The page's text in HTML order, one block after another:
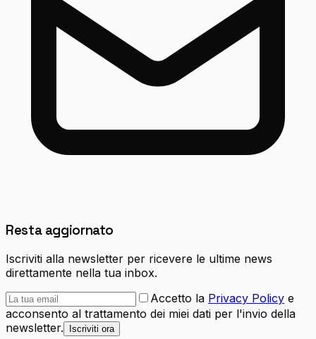
Resta aggiornato
Iscriviti alla newsletter per ricevere le ultime news
direttamente nella tua inbox.
Accetto la Privacy Policy e
acconsento al trattamento dei miei dati per l'invio della
newsletter.
Iscriviti ora